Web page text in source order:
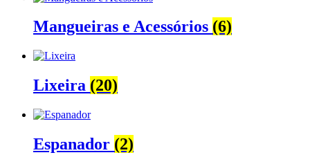
Mangueiras e Acessórios (6)
Lixeira (20)
Espanador (2)